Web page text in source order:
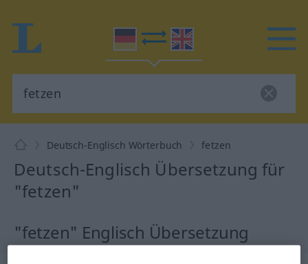
Deutsch-Englisch Wörterbuch fetzen
Deutsch-Englisch Übersetzung für
"fetzen"
"fetzen" Englisch Übersetzung